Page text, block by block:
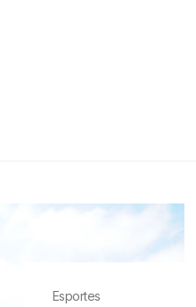
Esportes